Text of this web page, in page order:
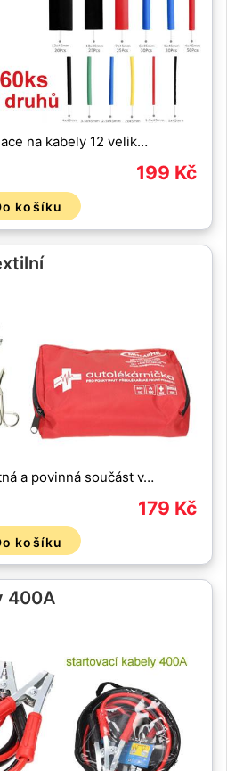
na kabely 12 velik…
199 Kč
košíku
a povinná součást v…
179 Kč
košíku
400A